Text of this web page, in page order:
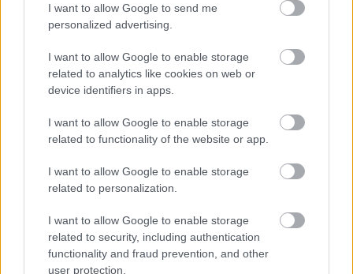
I want to allow Google to send me
personalized advertising.
I want to allow Google to enable storage
related to analytics like cookies on web or
device identifiers in apps.
I want to allow Google to enable storage
related to functionality of the website or app.
I want to allow Google to enable storage
related to personalization.
I want to allow Google to enable storage
related to security, including authentication
functionality and fraud prevention, and other
user protection.
korty kicsattanóan üde, lendületes. Nehéz megállj-t
parancsolni a töltögető kéznek. Jellemzői ízjegyei a
zöldalma, a birs és a citrom, utóbbiból egy kicsit
többet csöpögtettek bele a kelleténél. Másnapra a
fanyarabb ízeket felváltja a kissé még kemény
őszibarack, de a citrom megmarad. A közepesen
hosszú lecsengésre visszatérnek az ásványok is,
enyhén sós ízzel búcsúzik a bor. Tehetséges, azaz
A következő megállónál debrői hársakat fogok kóstolni,
de Erdőbényére később még visszatérek.